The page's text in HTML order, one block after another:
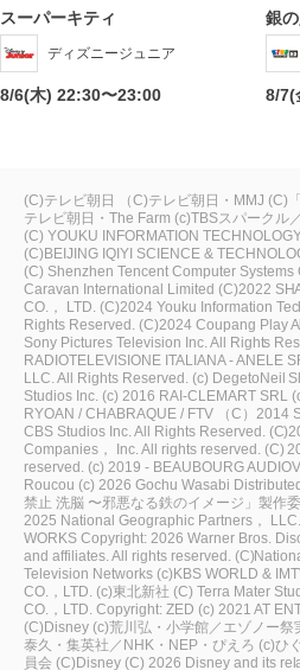
スーパーキティ
ディズニージュニア
8/6(木) 22:30〜23:00
銀
8/7(
(C)テレビ朝日 （C)テレビ朝日・MMJ (C)
テレビ朝日・The Farm (c)TBSスパークル
(C) YOUKU INFORMATION
(C)BEIJING IQIYI SCIENCE &
(C) Shenzhen Tencent Computer Systems
Caravan International Limited (C)2022
CO.， LTD. (C)2024 Youku Information
Rights Reserved. (C)2024 Coupang Play
Sony Pictures Television Inc. All Rights
RADIOTELEVISIONE ITALIANA - ANELE
LLC. All Rights Reserved. (c) DegetoNeil
Studios Inc. (c) 2016 RAI-CLEMART SRL
RYOAN / CHABRAQUE / FTV
（C）2014
CBS Studios Inc. All Rights Reserved.
Companies， Inc. All rights reserved. (C)
reserved. (c) 2019 - BEAUBOURG
Roucou (c) 2026 Gochu Wasabi
禁止 洗脳 〜邪悪なる鉄のイメージ」製作
2025 National Geographic Partners， LLC.
WORKS Copyright: 2026 Warner Bros.
and affiliates. All rights reserved.
Television Networks (c)KBS WORLD &
CO.，LTD. (c)東北新社 (C) Terra Mater
CO.，LTD. Copyright: ZED (c) 2021 AT
(C)Disney (c)荒川弘・小学館／エゾノー祭
泰久・集英社／NHK・NEP・ぴえろ (c)ひ
員会 (C)Disney (C) 2026 Disney and its